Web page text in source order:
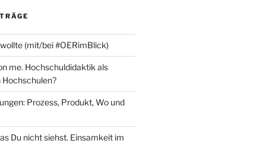
(mit/bei #OERimBlick)
me. Hochschuldidaktik als
Hochschulen?
Prozess, Produkt, Wo und
Du nicht siehst. Einsamkeit im